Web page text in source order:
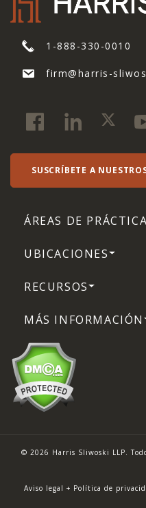
1-888-330-0010
firm@harris-
SUSCRÍBETE A
ÁREAS DE
UBICACIONES
RECURSOS
MÁS INFORMACIÓN
© 2026 Harris Sliwoski LLP.
Aviso legal + Política de